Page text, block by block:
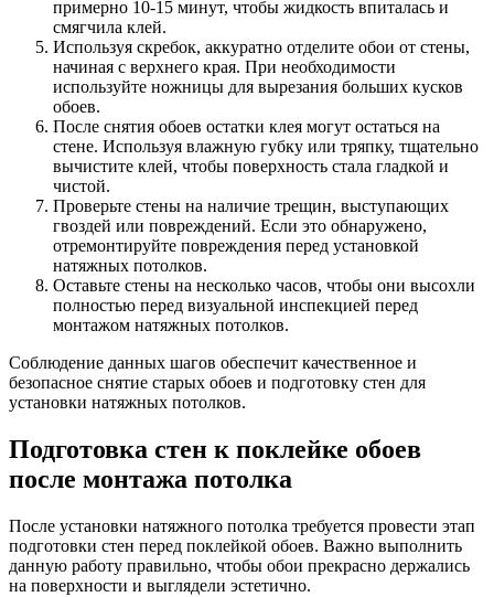
примерно 10-15 минут, чтобы жидкость впиталась и
смягчила клей.
Используя скребок, аккуратно отделите обои от стены,
начиная с верхнего края. При необходимости
используйте ножницы для вырезания больших кусков
обоев.
После снятия обоев остатки клея могут остаться на
стене. Используя влажную губку или тряпку, тщательно
вычистите клей, чтобы поверхность стала гладкой и
чистой.
Проверьте стены на наличие трещин, выступающих
гвоздей или повреждений. Если это обнаружено,
отремонтируйте повреждения перед установкой
натяжных потолков.
Оставьте стены на несколько часов, чтобы они высохли
полностью перед визуальной инспекцией перед
монтажом натяжных потолков.
Соблюдение данных шагов обеспечит качественное и
безопасное снятие старых обоев и подготовку стен для
установки натяжных потолков.
Подготовка стен к поклейке обоев
после монтажа потолка
После установки натяжного потолка требуется провести этап
подготовки стен перед поклейкой обоев. Важно выполнить
данную работу правильно, чтобы обои прекрасно держались
на поверхности и выглядели эстетично.